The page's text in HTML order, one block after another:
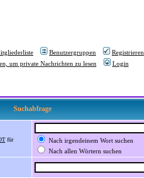
Benutzergruppen
Registrieren
um private Nachrichten zu lesen Login
Suchabfrage
für
Nach irgendeinem Wort suchen
Nach allen Wörtern suchen